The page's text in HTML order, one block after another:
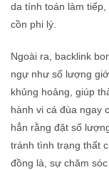
da tính toán làm
cồn phi lý.
Ngoài ra, backlink
ngự như số lượng
khủng hoảng, giúp
hành vi cá đùa ngay
hẳn rằng đặt số
tránh tình trạng thất
đồng là, sự chăm